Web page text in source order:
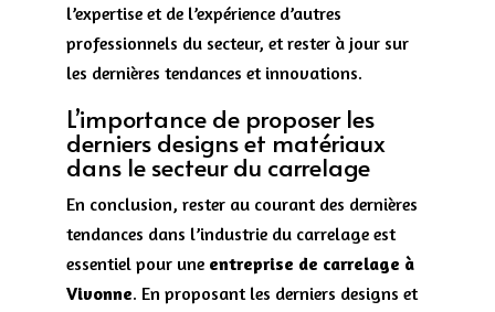
l’expertise et de l’expérience d’autres
professionnels du secteur, et rester à jour sur
les dernières tendances et innovations.
L’importance de proposer les
derniers designs et matériaux
dans le secteur du carrelage
En conclusion, rester au courant des dernières
tendances dans l’industrie du carrelage est
essentiel pour une entreprise de carrelage à
Vivonne. En proposant les derniers designs et